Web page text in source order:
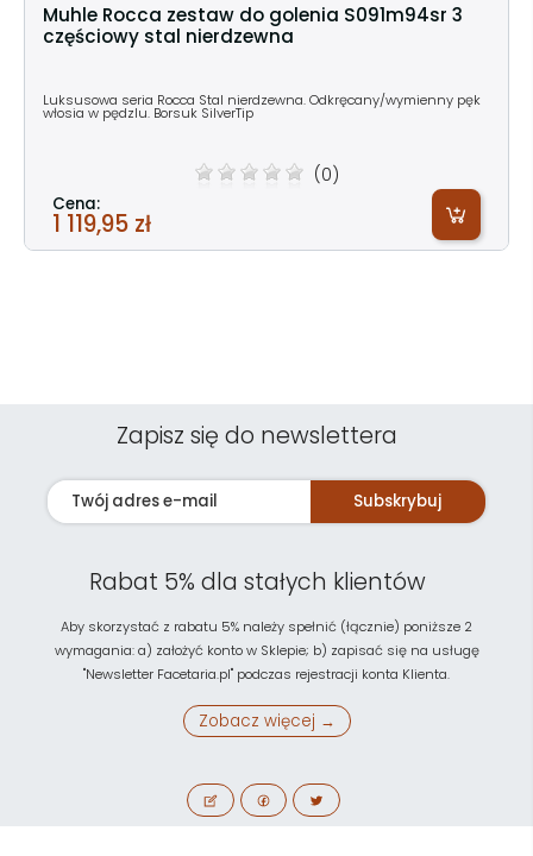
Muhle Rocca zestaw do golenia S091m94sr 3
częściowy stal nierdzewna
Luksusowa seria Rocca Stal nierdzewna. Odkręcany/wymienny pęk
włosia w pędzlu. Borsuk SilverTip
(0)
Cena:
1 119,95 zł
Zapisz się do newslettera
Subskrybuj
Rabat 5% dla stałych klientów
Aby skorzystać z rabatu 5% należy spełnić (łącznie) poniższe 2
wymagania: a) założyć konto w Sklepie; b) zapisać się na usługę
"Newsletter Facetaria.pl" podczas rejestracji konta Klienta.
Zobacz więcej →